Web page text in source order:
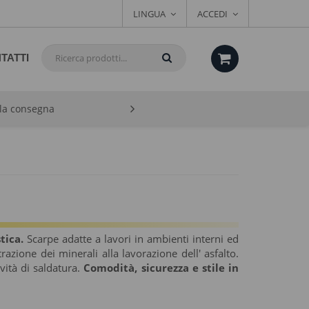
LINGUA ACCEDI
consegna
Scarpe adatte a lavori in ambienti interni ed
dei minerali alla lavorazione dell' asfalto.
di saldatura. Comodità, sicurezza e stile in